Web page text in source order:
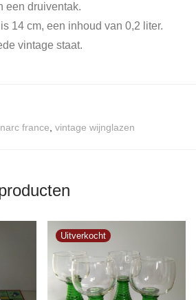
een druiventak.
14 cm, een inhoud van 0,2 liter.
vintage staat.
france vintage wijnglazen